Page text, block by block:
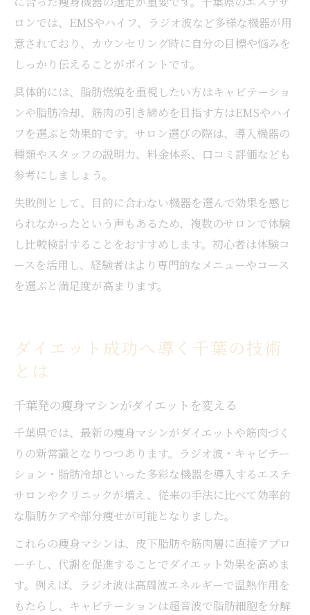
ロンでは、EMSやハイフ、ラジオ波など多様な機器が用
意されており、カウンセリング時に自分の目標や悩みを
しっかり伝えることがポイントです。
具体的には、脂肪燃焼を重視したい方はキャビテーショ
ンや脂肪冷却、筋肉の引き締めを目指す方はEMSやハイ
フを選ぶと効果的です。サロン選びの際は、導入機器の
種類やスタッフの説明力、料金体系、口コミ評価なども
参考にしましょう。
失敗例として、目的に合わない機器を選んで効果を感じ
られなかったという声もあるため、複数のサロンで体験
し比較検討することをおすすめします。初心者は体験コ
ースを活用し、経験者はより専門的なメニューやコース
を選ぶと満足度が高まります。
ダイエット成功へ導く千葉の技術
とは
千葉発の痩身マシンがダイエットを変える
千葉県では、最新の痩身マシンがダイエットや筋肉づく
りの新常識となりつつあります。ラジオ波・キャビテー
ション・脂肪冷却といった多彩な機器を導入するエステ
サロンやクリニックが増え、従来の手法に比べて効率的
な脂肪ケアや部分痩せが可能となりました。
これらの痩身マシンは、皮下脂肪や筋肉層に直接アプロ
ーチし、代謝を促進することでダイエット効果を高めま
す。例えば、ラジオ波は高周波エネルギーで温熱作用を
もたらし、キャビテーションは超音波で脂肪細胞を分解